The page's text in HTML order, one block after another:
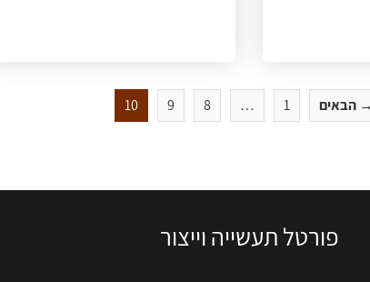
→ הבאים 1
…
8
9
10
פורטל תעשייה וייצור